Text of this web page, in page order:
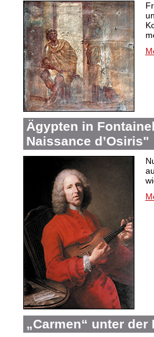
Ägypten in
Naissance d’Osiris"
„Carmen“ unter